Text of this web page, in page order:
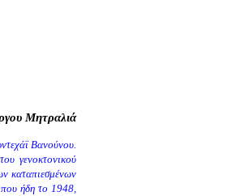
Μητραλιά
Βανούνου.
γενοκτονικού
καταπιεσμένων
που ήδη το 1948,